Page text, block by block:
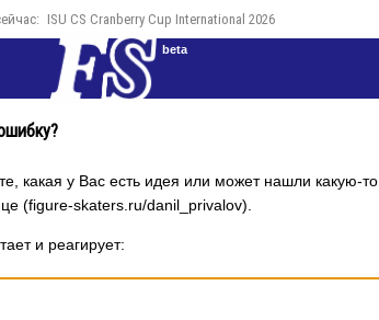
ISU CS Cranberry Cup International 2026
beta
какая у Вас есть идея или может нашли какую-то
(figure-skaters.ru/danil_privalov).
и реагирует: